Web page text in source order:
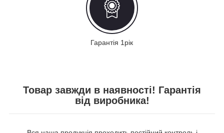
Гарантія 1рік
Товар завжди в наявності! Гарантія
від виробника!